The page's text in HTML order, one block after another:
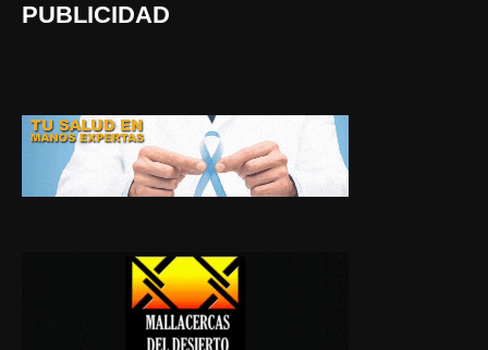
PUBLICIDAD